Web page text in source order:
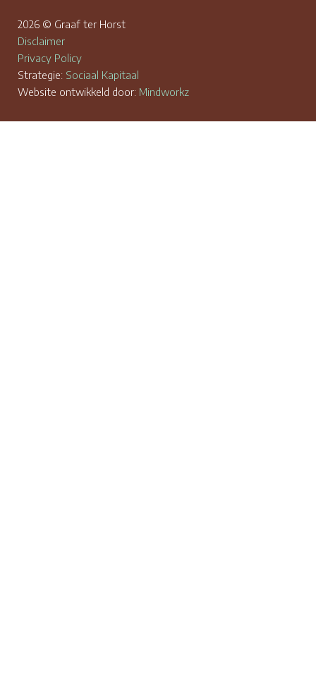
2026 © Graaf ter Horst
Disclaimer
Privacy Policy
Strategie: Sociaal Kapitaal
Website ontwikkeld door: Mindworkz